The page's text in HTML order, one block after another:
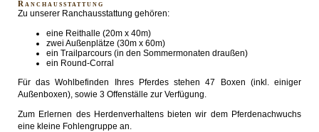
Ranchausstattung
Zu unserer Ranchausstattung gehören:
eine Reithalle (20m x 40m)
zwei Außenplätze (30m x 60m)
ein Trailparcours (in den Sommermonaten draußen)
ein Round-Corral
Für das Wohlbefinden Ihres Pferdes stehen 47 Boxen (inkl. einiger
Außenboxen), sowie 3 Offenställe zur Verfügung.
Zum Erlernen des Herdenverhaltens bieten wir dem Pferdenachwuchs
eine kleine Fohlengruppe an.